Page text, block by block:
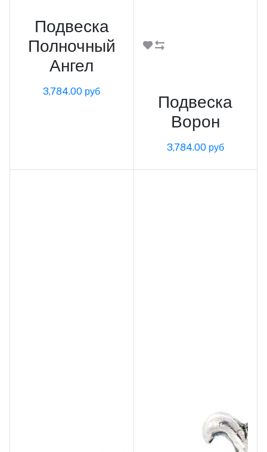
Подвеска
Полночный
Ангел
3,784.00 руб
Подвеска
Ворон
3,784.00 руб